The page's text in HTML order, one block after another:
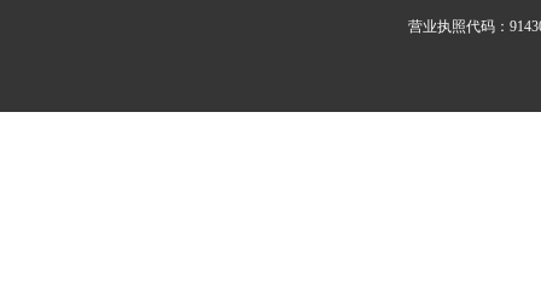
营业执照代码：